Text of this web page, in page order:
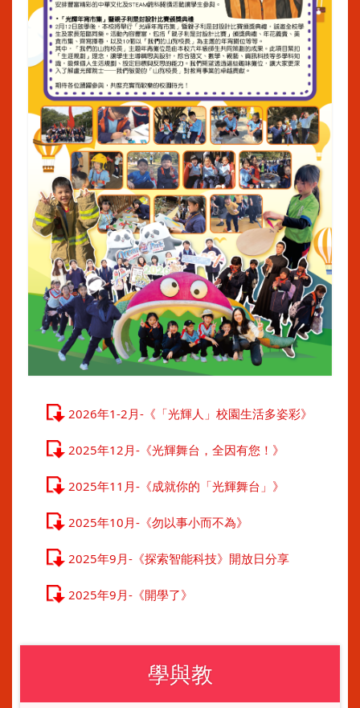
2026年1-2月-《「光輝人」校園生活多姿彩》
2025年12月-《光輝舞台，全因有您！》
2025年11月-《成就你的「光輝舞台」》
2025年10月-《勿以事小而不為》
2025年9月-《探索智能科技》開放日分享
2025年9月-《開學了》
學與教